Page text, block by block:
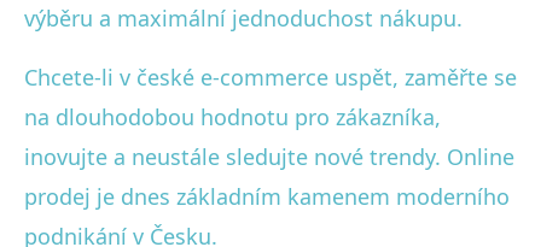
výběru a maximální jednoduchost nákupu.
Chcete-li v české e-commerce uspět, zaměřte se
na dlouhodobou hodnotu pro zákazníka,
inovujte a neustále sledujte nové trendy. Online
prodej je dnes základním kamenem moderního
podnikání v Česku.